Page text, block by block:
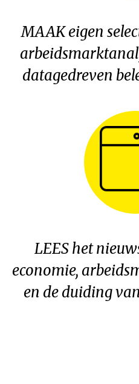
MAAK eigen
datagedreven
LEES het
economie,
en de duiding